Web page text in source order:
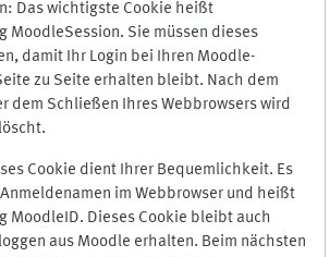
Das wichtigste Cookie heißt
MoodleSession. Sie müssen dieses
damit Ihr Login bei Ihren Moodle-
zu Seite erhalten bleibt. Nach dem
dem Schließen Ihres Webbrowsers wird
Cookie dient Ihrer Bequemlichkeit. Es
im Webbrowser und heißt
MoodleID. Dieses Cookie bleibt auch
aus Moodle erhalten. Beim nächsten